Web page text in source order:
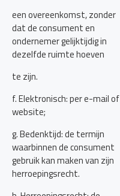
een overeenkomst, zonder
dat de consument en
ondernemer gelijktijdig in
dezelfde ruimte hoeven
te zijn.
f. Elektronisch: per e-mail of
website;
g. Bedenktijd: de termijn
waarbinnen de consument
gebruik kan maken van zijn
herroepingsrecht.